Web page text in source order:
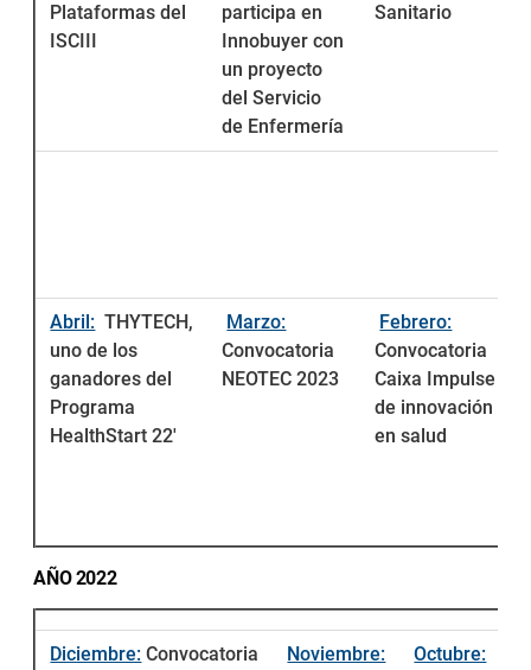
Plataformas del
ISCIII
participa en
Innobuyer con
un proyecto
delServicio
de Enfermería
Sanitario
Abril: THYTECH,
uno de los
ganadores del
Programa
HealthStart 22'
Marzo:
Convocatoria
NEOTEC 2023
Febrero:
Convocatoria
Caixa Impulse
de innovación
en salud
AÑO 2022
Diciembre: Convocatoria
Noviembre:
Octubre: